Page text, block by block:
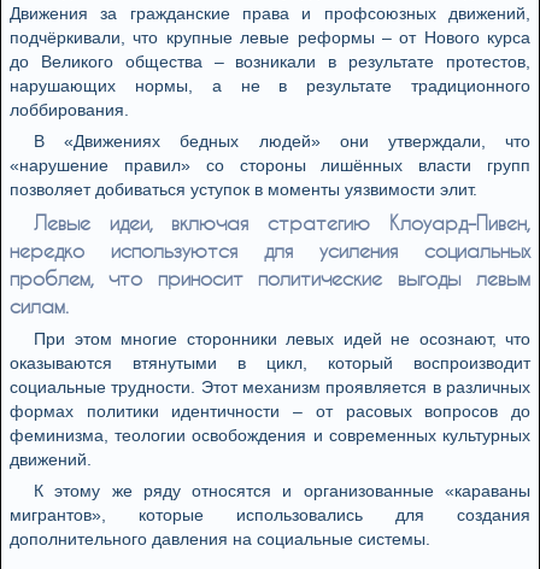
Движения за гражданские права и профсоюзных движений,
подчёркивали, что крупные левые реформы – от Нового курса
до Великого общества – возникали в результате протестов,
нарушающих нормы, а не в результате традиционного
лоббирования.
В «Движениях бедных людей» они утверждали, что
«нарушение правил» со стороны лишённых власти групп
позволяет добиваться уступок в моменты уязвимости элит.
Левые идеи, включая стратегию Клоуард–Пивен,
нередко используются для усиления социальных
проблем, что приносит политические выгоды левым
силам.
При этом многие сторонники левых идей не осознают, что
оказываются втянутыми в цикл, который воспроизводит
социальные трудности. Этот механизм проявляется в различных
формах политики идентичности – от расовых вопросов до
феминизма, теологии освобождения и современных культурных
движений.
К этому же ряду относятся и организованные «караваны
мигрантов», которые использовались для создания
дополнительного давления на социальные системы.